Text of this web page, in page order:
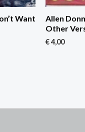
Want
Allen
Other
€4,00